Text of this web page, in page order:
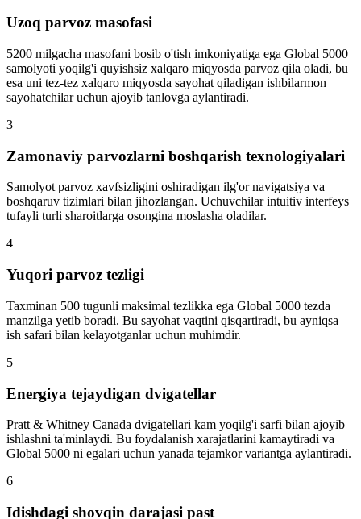
Uzoq parvoz masofasi
5200 milgacha masofani bosib o'tish imkoniyatiga ega Global 5000
samolyoti yoqilg'i quyishsiz xalqaro miqyosda parvoz qila oladi, bu
esa uni tez-tez xalqaro miqyosda sayohat qiladigan ishbilarmon
sayohatchilar uchun ajoyib tanlovga aylantiradi.
3
Zamonaviy parvozlarni boshqarish texnologiyalari
Samolyot parvoz xavfsizligini oshiradigan ilg'or navigatsiya va
boshqaruv tizimlari bilan jihozlangan. Uchuvchilar intuitiv interfeys
tufayli turli sharoitlarga osongina moslasha oladilar.
4
Yuqori parvoz tezligi
Taxminan 500 tugunli maksimal tezlikka ega Global 5000 tezda
manzilga yetib boradi. Bu sayohat vaqtini qisqartiradi, bu ayniqsa
ish safari bilan kelayotganlar uchun muhimdir.
5
Energiya tejaydigan dvigatellar
Pratt & Whitney Canada dvigatellari kam yoqilg'i sarfi bilan ajoyib
ishlashni ta'minlaydi. Bu foydalanish xarajatlarini kamaytiradi va
Global 5000 ni egalari uchun yanada tejamkor variantga aylantiradi.
6
Idishdagi shovqin darajasi past